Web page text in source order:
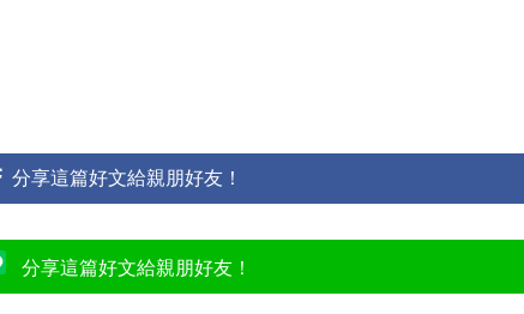
分享這篇好文給親朋好友！
分享這篇好文給親朋好友！